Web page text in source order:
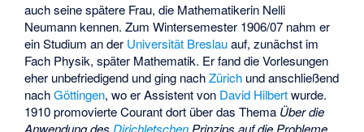
auch seine spätere Frau, die Mathematikerin Nelli
Neumannkennen. Zum Wintersemester 1906/07 nahm er
ein Studium an der Universität Breslauauf, zunächst im
Fach Physik, später Mathematik. Er fand die Vorlesungen
eher unbefriedigend und ging nachZürich und anschließend
nachGöttingen, wo er Assistent von David Hilbertwurde.
1910 promovierte Courant dort über das Thema Über die
Anwendung desDirichletschen Prinzips auf die Probleme